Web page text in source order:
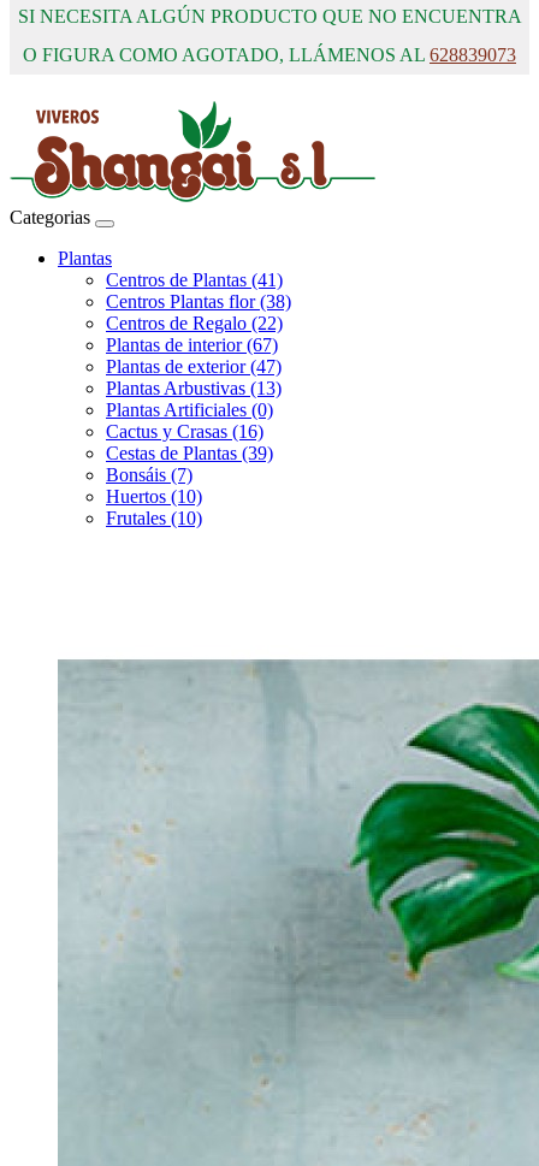
SI NECESITA ALGÚN PRODUCTO QUE NO ENCUENTRA
O FIGURA COMO AGOTADO, LLÁMENOS AL 628839073
Categorias
Plantas
Centros de Plantas (41)
Centros Plantas flor (38)
Centros de Regalo (22)
Plantas de interior (67)
Plantas de exterior (47)
Plantas Arbustivas (13)
Plantas Artificiales (0)
Cactus y Crasas (16)
Cestas de Plantas (39)
Bonsáis (7)
Huertos (10)
Frutales (10)